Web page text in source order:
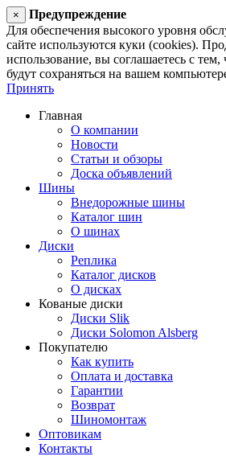
×
Предупреждение
Для обеспечения высокого уровня
сайте используются куки (cookies).
использование, вы соглашаетесь с
будут сохраняться на вашем
Принять
Главная
О компании
Новости
Статьи и обзоры
Доска объявлений
Шины
Внедорожные шины
Каталог шин
О шинах
Диски
Реплика
Каталог дисков
О дисках
Кованые диски
Диски Slik
Диски Solomon Alsberg
Покупателю
Как купить
Оплата и доставка
Гарантии
Возврат
Шиномонтаж
Оптовикам
Контакты